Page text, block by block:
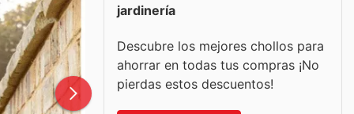
jardinería
Descubre los mejores chollos para
ahorrar en todas tus compras ¡No
pierdas estos descuentos!